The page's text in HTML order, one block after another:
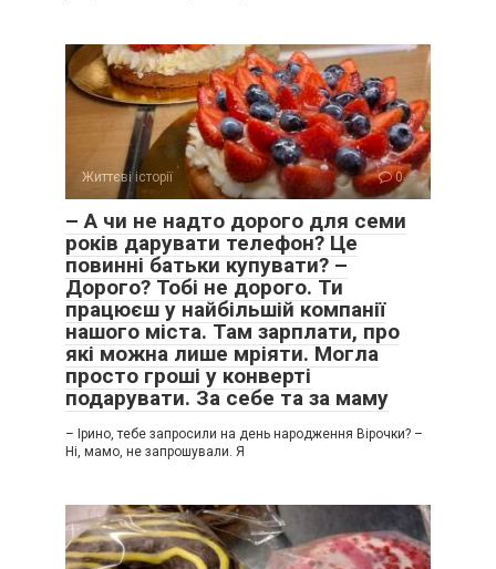
Життєві історії 0
– А чи не надто дорого для семи
років дарувати телефон? Це
повинні батьки купувати? –
Дорого? Тобі не дорого. Ти
працюєш у найбільшій компанії
нашого міста. Там зарплати, про
які можна лише мріяти. Могла
просто гроші у конверті
подарувати. За себе та за маму
– Ірино, тебе запросили на день народження Вірочки? –
Ні, мамо, не запрошували. Я